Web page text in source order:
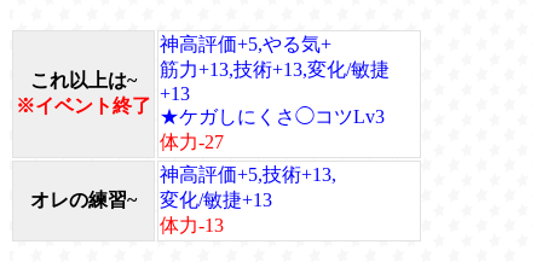
これ以上は~
※イベント終了
神高評価+5,やる気+
筋力+13,技術+13,変化/敏捷
+13
★ケガしにくさ◯コツLv3
体力-27
オレの練習~
神高評価+5,技術+13,
変化/敏捷+13
体力-13